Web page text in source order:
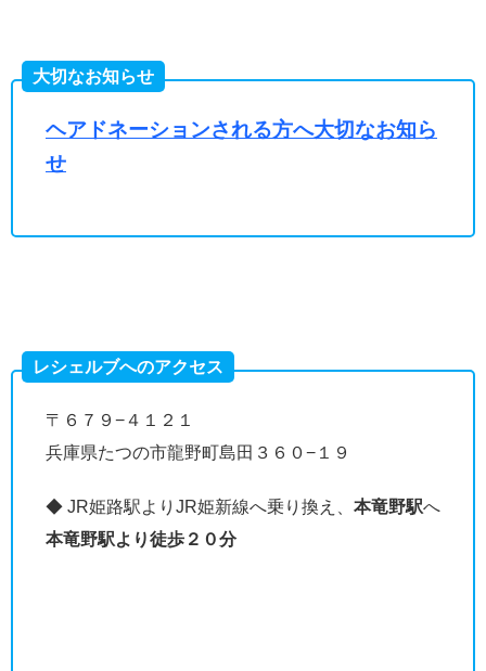
大切なお知らせ
ヘアドネーションされる方へ大切なお知ら
せ
レシェルブへのアクセス
〒６７９−４１２１
兵庫県たつの市龍野町島田３６０−１９
◆ JR姫路駅よりJR姫新線へ乗り換え、 本竜野駅へ
本竜野駅より徒歩２０分